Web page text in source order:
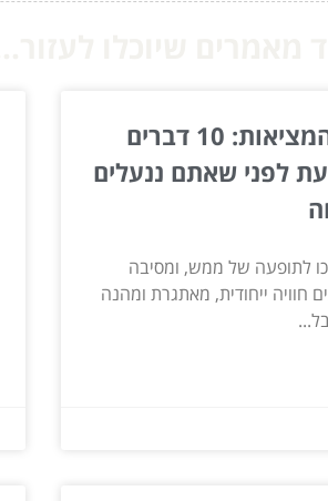
להימלט מהמציאות: 10 דברים
לפני שאתם ננעלים
לתופעה של ממש, ומסיבה
חוויה ייחודית, מאתגרת ומהנה